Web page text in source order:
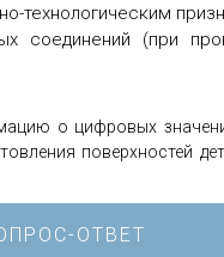
технологическим
соединений (при
о цифровых
поверхностей
ОТВЕТ